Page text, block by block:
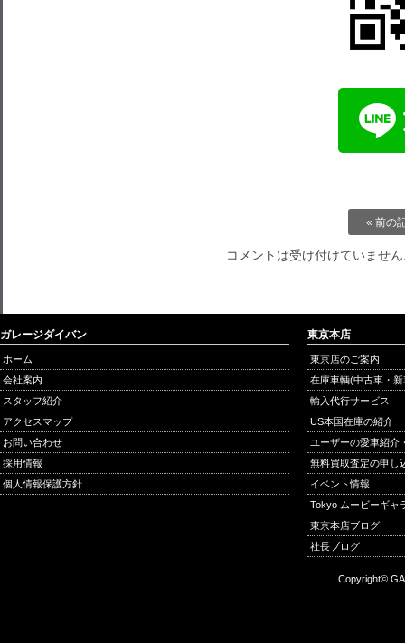
« 前の
コメントは受け付けていませ
ガレージダイバン
ホーム
会社案内
スタッフ紹介
アクセスマップ
お問い合わせ
採用情報
個人情報保護方針
東京本店
東京店のご案内
在庫車輌(中古車・
輸入代行サービス
US本国在庫の紹介
ユーザーの愛車紹介
無料買取査定の申し
イベント情報
Tokyo ムービーギャ
東京本店ブログ
社長ブログ
Copyright©